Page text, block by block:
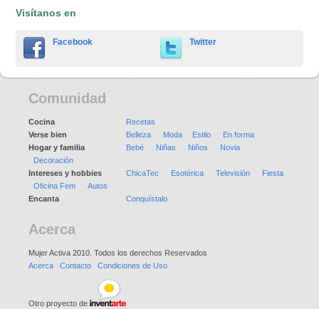
Visítanos en
Facebook Twitter
Comunidad
Cocina
Recetas
Verse bien
Belleza Moda Estilo
En forma
Hogar y familia
Bebé Niñas Niños
Novia
Decoración
Intereses y hobbies
ChicaTec Esotérica Televisión
Fiesta
Oficina Fem
Autos
Encanta
Conquístalo
Acerca
Mujer Activa 2010. Todos los derechos Reservados
Acerca
Contacto Condiciones de Uso
Otro proyecto de